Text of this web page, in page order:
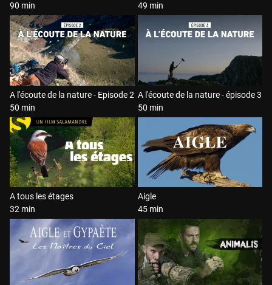
90 min
49 min
A l'écoute de la nature - Episode 2
50 min
A l'écoute de la nature - épisode 3
50 min
A tous les étages
32 min
Aigle
45 min